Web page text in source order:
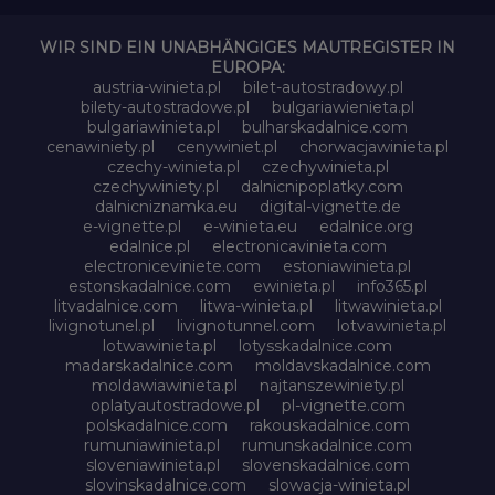
WIR SIND EIN UNABHÄNGIGES MAUTREGISTER IN
EUROPA:
austria-winieta.pl
bilet-autostradowy.pl
bilety-autostradowe.pl
bulgariawienieta.pl
bulgariawinieta.pl
bulharskadalnice.com
cenawiniety.pl
cenywiniet.pl
chorwacjawinieta.pl
czechy-winieta.pl
czechywinieta.pl
czechywiniety.pl
dalnicnipoplatky.com
dalnicniznamka.eu
digital-vignette.de
e-vignette.pl
e-winieta.eu
edalnice.org
edalnice.pl
electronicavinieta.com
electroniceviniete.com
estoniawinieta.pl
estonskadalnice.com
ewinieta.pl
info365.pl
litvadalnice.com
litwa-winieta.pl
litwawinieta.pl
livignotunel.pl
livignotunnel.com
lotvawinieta.pl
lotwawinieta.pl
lotysskadalnice.com
madarskadalnice.com
moldavskadalnice.com
moldawiawinieta.pl
najtanszewiniety.pl
oplatyautostradowe.pl
pl-vignette.com
polskadalnice.com
rakouskadalnice.com
rumuniawinieta.pl
rumunskadalnice.com
sloveniawinieta.pl
slovenskadalnice.com
slovinskadalnice.com
slowacja-winieta.pl